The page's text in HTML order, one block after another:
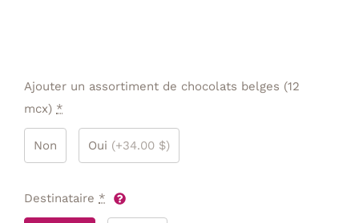
Ajouter un assortiment de chocolats belges (12
mcx) *
Non Oui (+34.00 $)
Destinataire *